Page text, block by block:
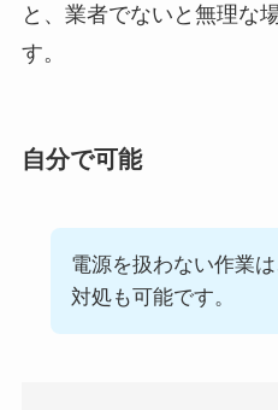
と、業者でないと無理な
す。
自分で可能
電源を扱わない作業
対処も可能です。